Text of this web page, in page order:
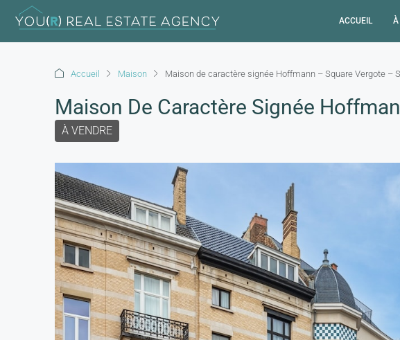
ACCUEIL À
Accueil Maison Maison de caractère signée Hoffmann – Square Vergote –
Maison De Caractère Signée
À VENDRE